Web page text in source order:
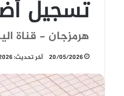
تسجيل
هرمزجان - قناة
20/05/2026 آخر تحديث: 20/05/2026